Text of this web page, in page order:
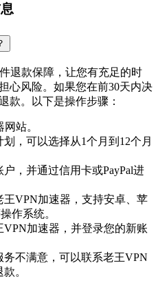
退款保障，让您有充足的时
心风险。如果您在前30天内决
款。以下是操作步骤：
站。
，可以选择从1个月到12个月
，并通过信用卡或PayPal进
VPN加速器，支持安卓、苹
作系统。
加速器，并登录您的新账
不满意，可以联系老王VPN
。